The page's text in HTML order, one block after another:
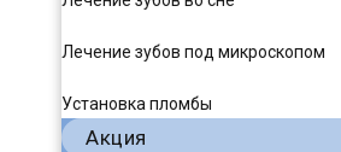
Лечение зубов под микроскопом
Установка пломбы
Акция